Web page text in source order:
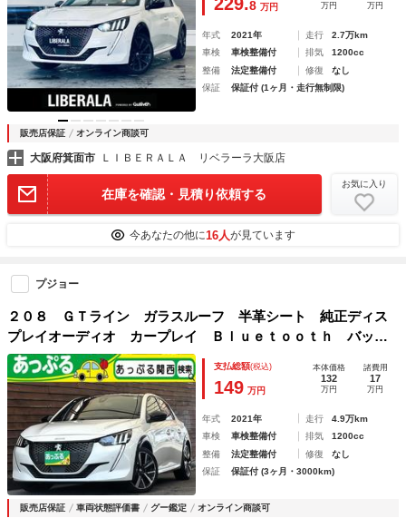
8 万円 万円 万円
年式 2021年 走行
2.7万km
車検
車検整備付 排気
1200cc
整備
法定整備付 修復
なし
保証
保証付 (1ヶ月・走行無制限)
販売店保証 オンライン商談可
大阪府箕面市 ＬＩＢＥＲＡＬＡ リベラーラ大阪店
在庫を確認・見積り依頼する
お気に入り
今あなたの他に16人が見ています
プジョー
２０８ ＧＴライン ガラスルーフ 半革シート 純正ディス
プレイオーディオ カープレイ Ｂｌｕｅｔｏｏｔｈ バック
カメラ ＥＴＣ アダプティブクルーズコントロール レーン
キープ Ｑｉ 電子Ｐ ドライブモードセレクト
支払総額(税込)
149 万円
本体価格
132
万円
諸費用
17
万円
年式 2021年 走行
4.9万km
車検
車検整備付 排気
1200cc
整備
法定整備付 修復
なし
保証
保証付 (3ヶ月・3000km)
販売店保証 車両状態評価書 グー鑑定 オンライン商談可